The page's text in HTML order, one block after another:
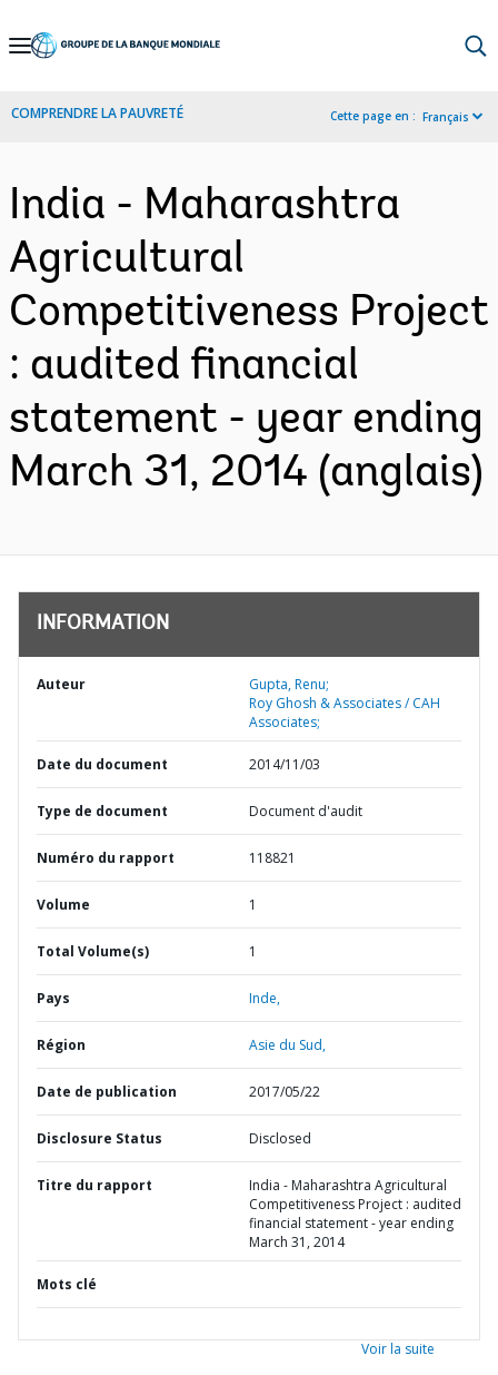
Skip
Navigation
COMPRENDRE LA PAUVRETÉ Cette page en : Français
India - Maharashtra
Agricultural
Competitiveness Project
: audited financial
statement - year ending
March 31, 2014 (anglais)
INFORMATION
Auteur
Gupta, Renu;
Roy Ghosh & Associates / CAH
Associates;
Date du document 2014/11/03
Type de document Document d'audit
Numéro du rapport 118821
Volume 1
Total Volume(s) 1
Pays Inde,
Région Asie du Sud,
Date de publication 2017/05/22
Disclosure Status Disclosed
Titre du rapport
India - Maharashtra Agricultural
Competitiveness Project : audited
financial statement - year ending
March 31, 2014
Mots clé
Voir la suite